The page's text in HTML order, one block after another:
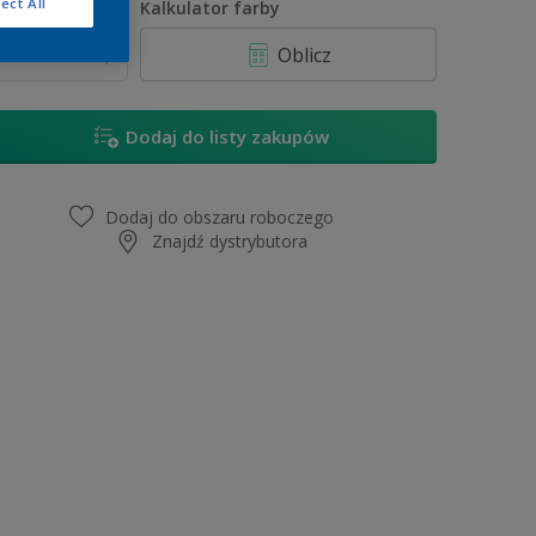
Kalkulator farby
Oblicz
Dodaj do listy zakupów
Dodaj do obszaru roboczego
Znajdź dystrybutora